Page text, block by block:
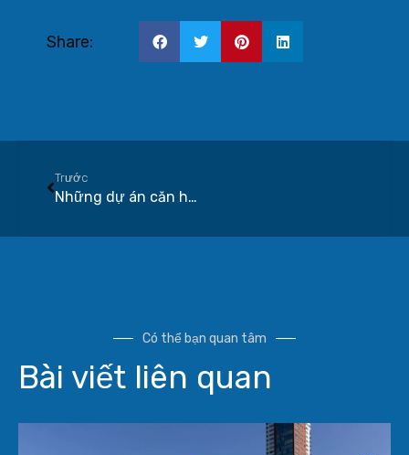
Share:
Trước
Những dự án căn hộ đường Đào Trí đáng chú ý nhất 2026
Có thể bạn quan tâm
Bài viết liên quan